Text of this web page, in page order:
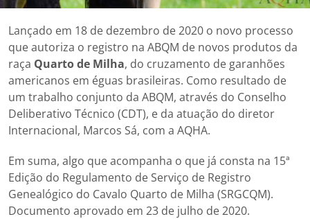
Lançado em 18 de dezembro de 2020 o novo processo
que autoriza o registro na ABQM de novos produtos da
raça Quarto de Milha, do cruzamento de garanhões
americanos em éguas brasileiras. Como resultado de
um trabalho conjunto da ABQM, através do Conselho
Deliberativo Técnico (CDT), e da atuação do diretor
Internacional, Marcos Sá, com a AQHA.
Em suma, algo que acompanha o que já consta na 15ª
Edição do Regulamento de Serviço de Registro
Genealógico do Cavalo Quarto de Milha (SRGCQM).
Documento aprovado em 23 de julho de 2020.